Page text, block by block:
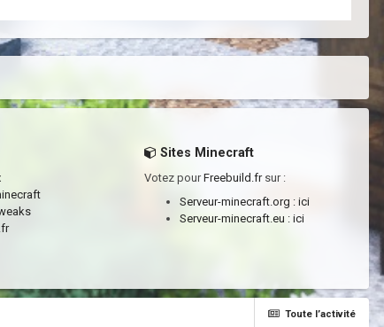
Sites Minecraft
Votez pourFreebuild.frsur :
Serveur-minecraft.org : ici
Serveur-minecraft.eu : ici
Toute l’activité